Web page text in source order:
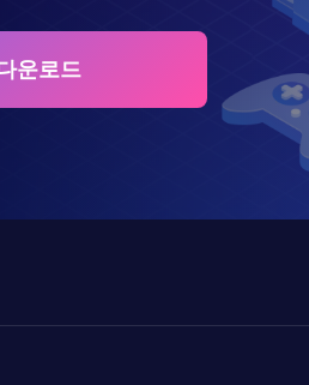
운로드